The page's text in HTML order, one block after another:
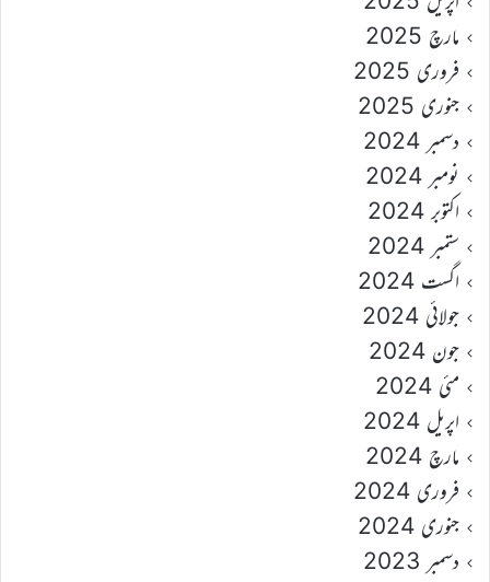
مارچ 2025
فروری 2025
جنوری 2025
دسمبر 2024
نومبر 2024
اکتوبر 2024
ستمبر 2024
اگست 2024
جولائی 2024
جون 2024
مئی 2024
اپریل 2024
مارچ 2024
فروری 2024
جنوری 2024
دسمبر 2023